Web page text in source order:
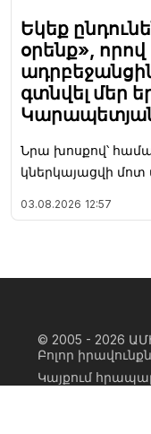
Եկեք
օրենք»,
գտնվել մեր
Նրա խոսքով՝
կներկայացվի
03.08.2026 12:57
© 2005 - 2026
Բոլոր
Կայքում